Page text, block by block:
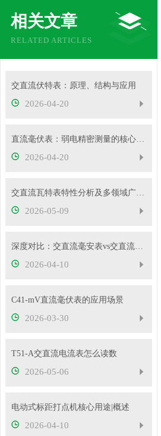
相关文章
RELATED ARTICLES
交直流伏特表：原理、结构与应用
2026-04-20
直流毫伏表：弱电精密测量的核心工具
2026-04-20
交直流瓦特表特性分析及多领域广泛应用
2026-05-09
深度对比：交直流毫安表vs交直流安培表vs交直流伏特表
2026-04-10
C41-mV直流毫伏表的应用场景
2026-03-30
T51-A交直流电流表怎么读数
2026-05-06
电动式标距打点机核心用途|概述
2026-04-10